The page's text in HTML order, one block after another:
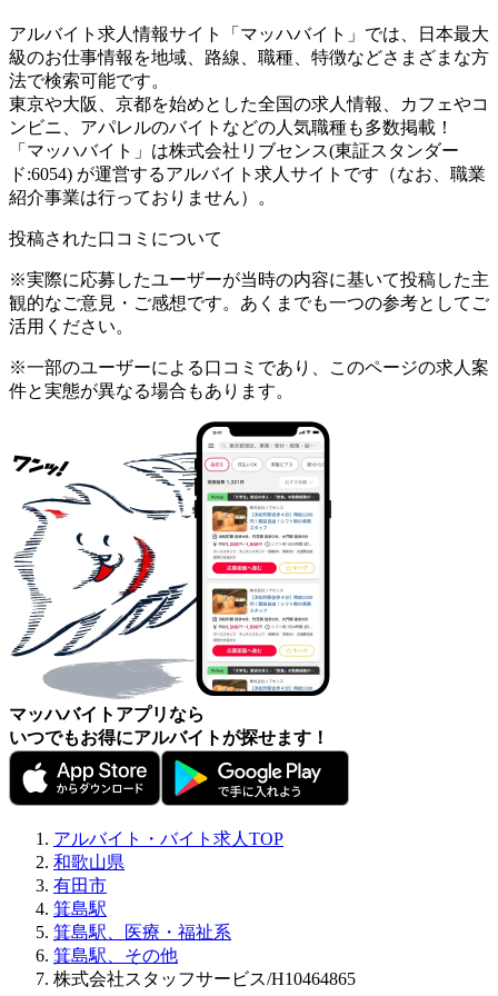
アルバイト求人情報サイト「マッハバイト」では、日本最大
級のお仕事情報を地域、路線、職種、特徴などさまざまな方
法で検索可能です。
東京や大阪、京都を始めとした全国の求人情報、カフェやコ
ンビニ、アパレルのバイトなどの人気職種も多数掲載！
「マッハバイト」は株式会社リブセンス(東証スタンダー
ド:6054) が運営するアルバイト求人サイトです（なお、職業
紹介事業は行っておりません）。
投稿された口コミについて
※実際に応募したユーザーが当時の内容に基いて投稿した主
観的なご意見・ご感想です。あくまでも一つの参考としてご
活用ください。
※一部のユーザーによる口コミであり、このページの求人案
件と実態が異なる場合もあります。
マッハバイトアプリなら
いつでもお得にアルバイトが探せます！
アルバイト・バイト求人TOP
和歌山県
有田市
箕島駅
箕島駅、医療・福祉系
箕島駅、その他
株式会社スタッフサービス/H10464865